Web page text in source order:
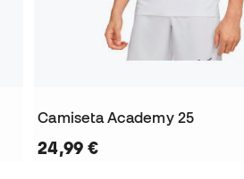
Camiseta Academy 25
24,99 €